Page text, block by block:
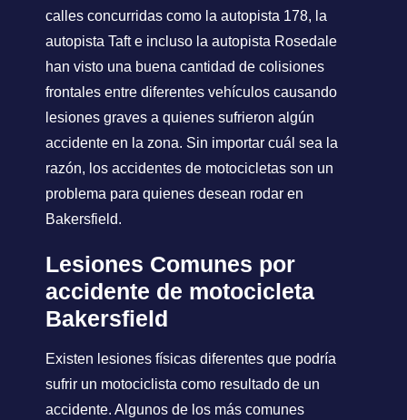
calles concurridas como la autopista 178, la
autopista Taft e incluso la autopista Rosedale
han visto una buena cantidad de colisiones
frontales entre diferentes vehículos causando
lesiones graves a quienes sufrieron algún
accidente en la zona. Sin importar cuál sea la
razón, los accidentes de motocicletas son un
problema para quienes desean rodar en
Bakersfield.
Lesiones Comunes por
accidente de motocicleta
Bakersfield
Existen lesiones físicas diferentes que podría
sufrir un motociclista como resultado de un
accidente. Algunos de los más comunes